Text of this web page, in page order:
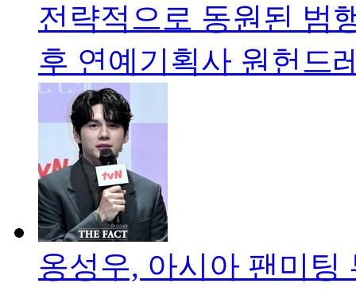
전략적으로 동원된 범
후 연예기획사 원헌드
옹성우, 아시아 팬미